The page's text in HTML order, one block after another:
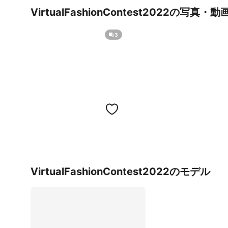
VirtualFashionContest2022の写真・動
3
VirtualFashionContest2022のモデル